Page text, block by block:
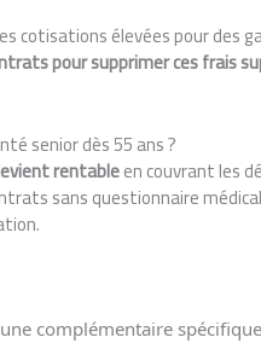
cotisations élevées pour
pour supprimer ces frais
senior dès 55 ans ?
rentableen couvrant les
sans questionnaire
une complémentaire